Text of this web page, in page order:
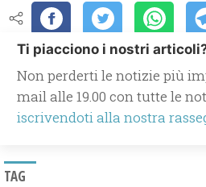
Ti piacciono i nostri
Non perderti le notizie più
mail alle 19.00 con tutte le
iscrivendoti alla nostra
TAG